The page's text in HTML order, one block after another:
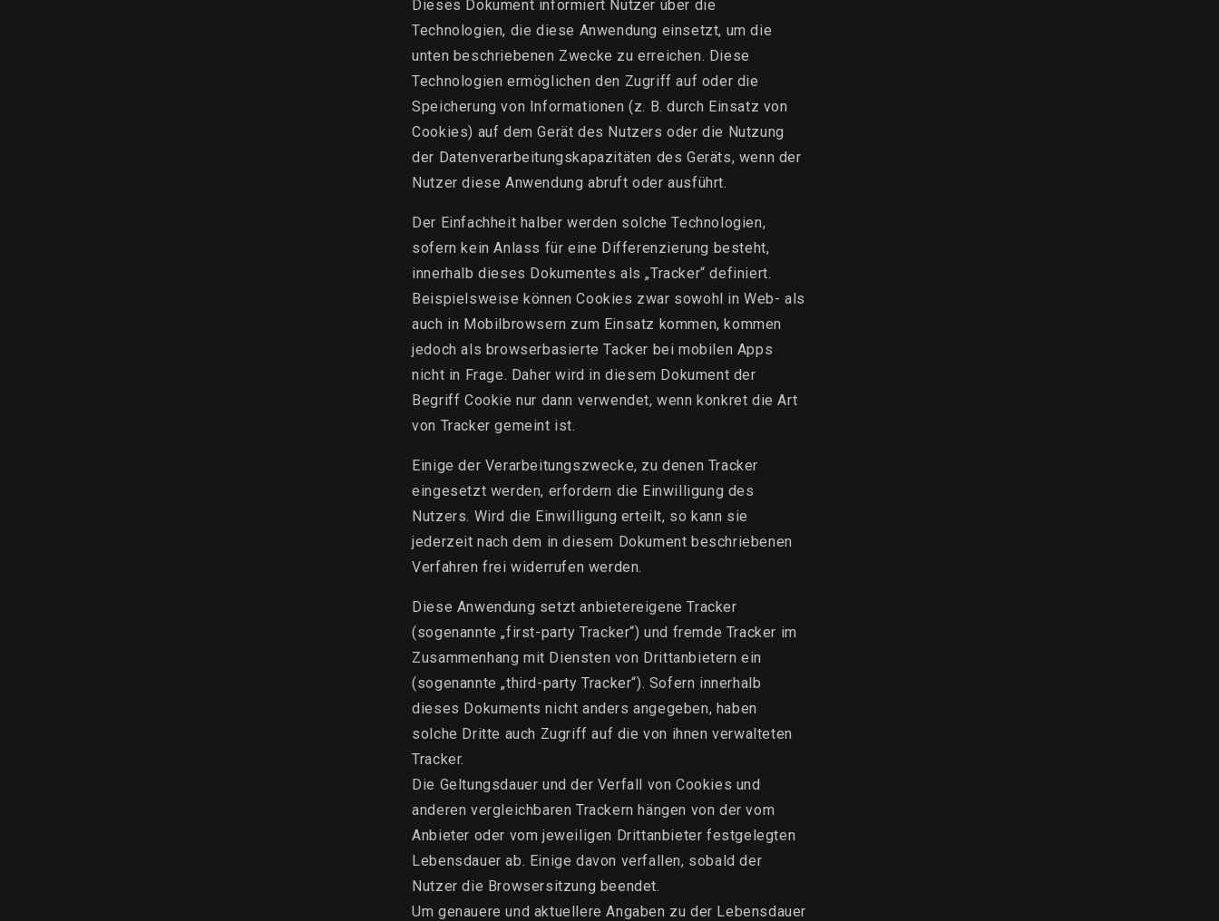
Dieses Dokument informiert Nutzer über die
Technologien, die diese Anwendung einsetzt, um die
unten beschriebenen Zwecke zu erreichen. Diese
Technologien ermöglichen den Zugriff auf oder die
Speicherung von Informationen (z. B. durch Einsatz von
Cookies) auf dem Gerät des Nutzers oder die Nutzung
der Datenverarbeitungskapazitäten des Geräts, wenn der
Nutzer diese Anwendung abruft oder ausführt.
Der Einfachheit halber werden solche Technologien,
sofern kein Anlass für eine Differenzierung besteht,
innerhalb dieses Dokumentes als „Tracker“ definiert.
Beispielsweise können Cookies zwar sowohl in Web- als
auch in Mobilbrowsern zum Einsatz kommen, kommen
jedoch als browserbasierte Tacker bei mobilen Apps
nicht in Frage. Daher wird in diesem Dokument der
Begriff Cookie nur dann verwendet, wenn konkret die Art
von Tracker gemeint ist.
Einige der Verarbeitungszwecke, zu denen Tracker
eingesetzt werden, erfordern die Einwilligung des
Nutzers. Wird die Einwilligung erteilt, so kann sie
jederzeit nach dem in diesem Dokument beschriebenen
Verfahren frei widerrufen werden.
Diese Anwendung setzt anbietereigene Tracker
(sogenannte „first-party Tracker“) und fremde Tracker im
Zusammenhang mit Diensten von Drittanbietern ein
(sogenannte „third-party Tracker“). Sofern innerhalb
dieses Dokuments nicht anders angegeben, haben
solche Dritte auch Zugriff auf die von ihnen verwalteten
Tracker.
Die Geltungsdauer und der Verfall von Cookies und
anderen vergleichbaren Trackern hängen von der vom
Anbieter oder vom jeweiligen Drittanbieter festgelegten
Lebensdauer ab. Einige davon verfallen, sobald der
Nutzer die Browsersitzung beendet.
Um genauere und aktuellere Angaben zu der Lebensdauer